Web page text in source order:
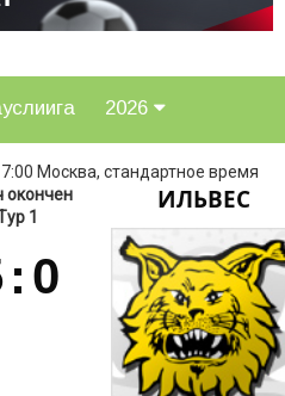
2026
Москва, стандартное время
окончен
1
: 0
ИЛЬВЕС